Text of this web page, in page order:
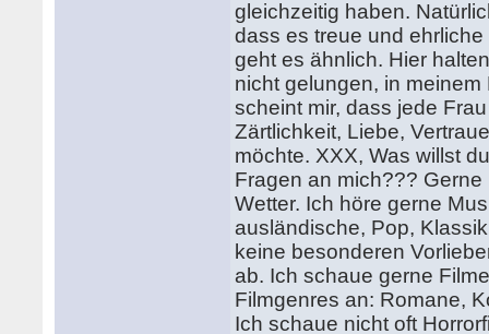
gleichzeitig haben.
dass es treue und
geht es ähnlich. Hier
nicht gelungen, in
scheint mir, dass jede
Zärtlichkeit, Liebe,
möchte. XXX, Was willst
Fragen an mich???
Wetter. Ich höre gerne
ausländische, Pop,
keine besonderen
ab. Ich schaue gerne
Filmgenres an: Romane,
Ich schaue nicht oft